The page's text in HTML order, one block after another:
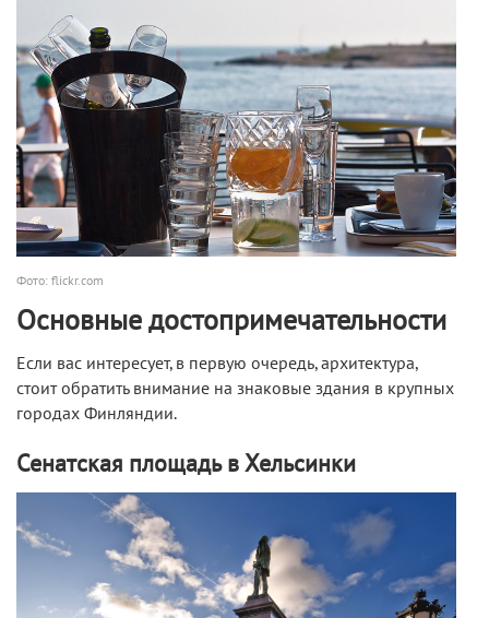
Фото: flickr.com
Основные достопримечательности
Если вас интересует, в первую очередь, архитектура,
стоит обратить внимание на знаковые здания в крупных
городах Финляндии.
Сенатская площадь в Хельсинки